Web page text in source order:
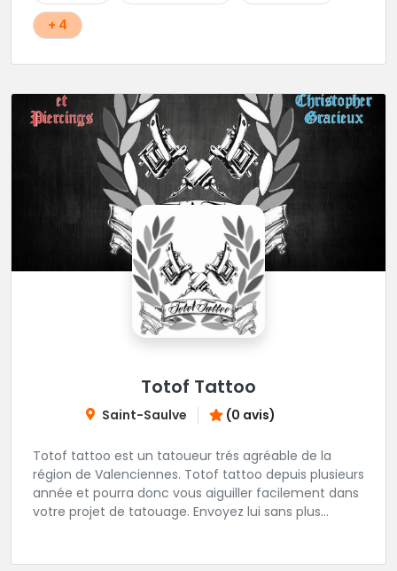
+ 4
Totof Tattoo
Saint-Saulve (0 avis)
Totof tattoo est un tatoueur trés agréable de la
région de Valenciennes. Totof tattoo depuis plusieurs
année et pourra donc vous aiguiller facilement dans
votre projet de tatouage. Envoyez lui sans plus